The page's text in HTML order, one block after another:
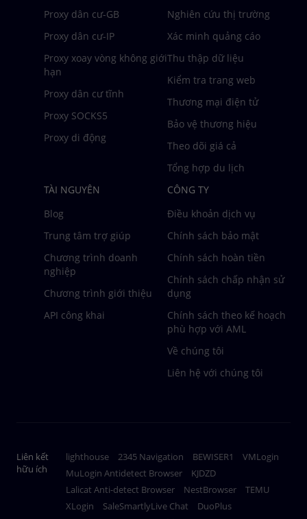
Proxy dân cư-GB
Proxy dân cư-IP
Proxy xoay vòng không giới
hạn
Proxy dân cư tĩnh
Proxy SOCKS5
Proxy di động
Nghiên cứu thị trường
Xác minh quảng cáo
Thu thập dữ liệu
Kiểm tra trang web
Thương mại điện tử
Bảo vệ thương hiệu
Theo dõi giá cả
Tổng hợp du lịch
TÀI NGUYÊN
Blog
Trung tâm trợ giúp
Chương trình doanh
nghiệp
Chương trình giới thiệu
API công khai
CÔNG TY
Điều khoản dịch vụ
Chính sách bảo mật
Chính sách hoàn tiền
Chính sách chấp nhận sử
dụng
Chính sách theo kế hoạch
phù hợp với AML
Về chúng tôi
Liên hệ với chúng tôi
Liên kết
hữu ích
lighthouse 2345 Navigation BEWISER1
VMLogin
MuLogin Antidetect Browser
KJDZD
Lalicat Anti-detect Browser
NestBrowser
TEMU
XLogin
SaleSmartlyLive Chat
DuoPlus